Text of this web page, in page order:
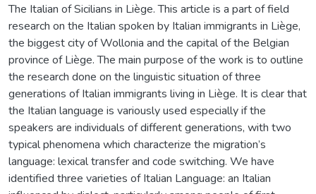
The Italian of Sicilians in Liège. This article is a part of field
research on the Italian spoken by Italian immigrants in Liège,
the biggest city of Wollonia and the capital of the Belgian
province of Liège. The main purpose of the work is to outline
the research done on the linguistic situation of three
generations of Italian immigrants living in Liège. It is clear that
the Italian language is variously used especially if the
speakers are individuals of different generations, with two
typical phenomena which characterize the migration’s
language: lexical transfer and code switching. We have
identified three varieties of Italian Language: an Italian